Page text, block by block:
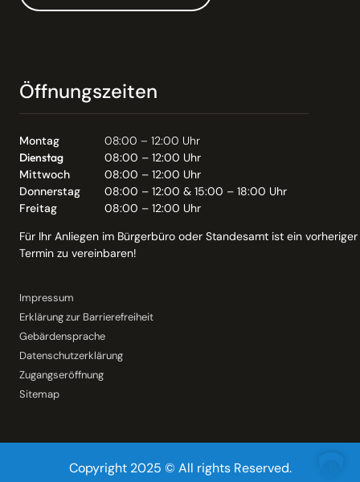
Öffnungszeiten
Montag
08:00 – 12:00 Uhr
Dienstag
08:00 – 12:00 Uhr
Mittwoch
08:00 – 12:00 Uhr
Donnerstag
08:00 – 12:00 & 15:00 – 18:00 Uhr
Freitag
08:00 – 12:00 Uhr
Für Ihr Anliegen im Bürgerbüro oder Standesamt ist ein vorheriger
Termin zu vereinbaren!
Impressum
Erklärung zur Barrierefreiheit
Gebärdensprache
Datenschutzerklärung
Zugangseröffnung
Sitemap
Copyright 2025 © All rights Reserved.